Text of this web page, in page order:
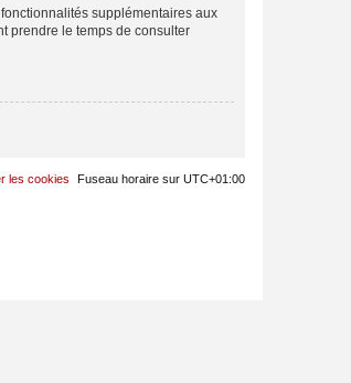
supplémentaires aux
prendre le temps de consulter
Fuseau horaire sur UTC+01:00
les cookies